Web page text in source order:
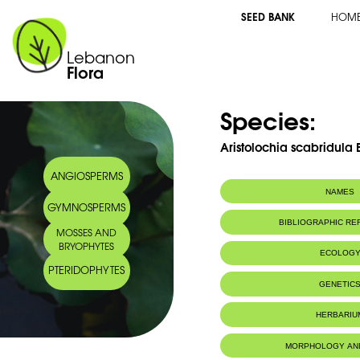
Lebanon
Flora
SEED BANK
ANGIOSPERMS
GYMNOSPERMS
MOSSES AND
BRYOPHYTES
PTERIDOPHYTES
Species:
Aristolochia scabridula
NAMES
Arabic name: زراوند أخيرش
BIBLIOGRAPHIC
ECOLOGY
Lebanon
Habitat : Collines
MORPHOLOGY